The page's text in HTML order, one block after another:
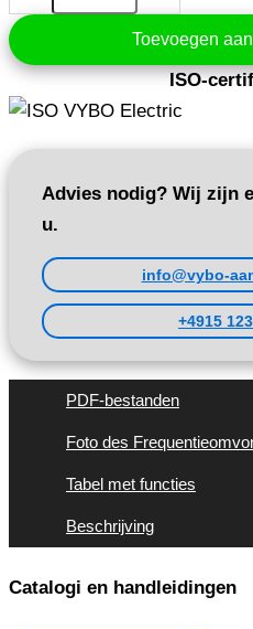
230V
IP65
(X550-
2S0007)
aantal
Toevoegen
ISO-
Advies nodig? Wij zijn
u.
info@vybo-
+4915
PDF-bestanden
Foto des
Tabel met functies
Beschrijving
Catalogi en handleidingen